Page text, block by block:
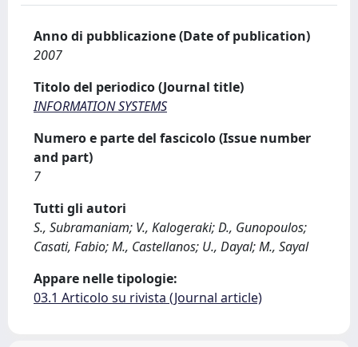
Anno di pubblicazione (Date of publication)
2007
Titolo del periodico (Journal title)
INFORMATION SYSTEMS
Numero e parte del fascicolo (Issue number
and part)
7
Tutti gli autori
S., Subramaniam; V., Kalogeraki; D., Gunopoulos;
Casati, Fabio; M., Castellanos; U., Dayal; M., Sayal
Appare nelle tipologie:
03.1 Articolo su rivista (Journal article)